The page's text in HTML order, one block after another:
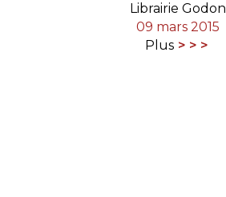
Librairie Godon
09 mars 2015
Plus